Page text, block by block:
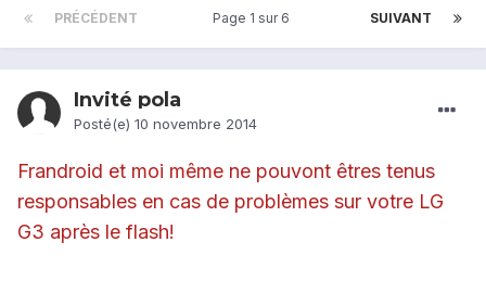
PRÉCÉDENT SUIVANT
Page 1 sur 6
Invité pola
Posté(e) 10 novembre 2014
Frandroid et moi même ne pouvont êtres tenus
responsables en cas de problèmes sur votre LG
G3 après le flash!